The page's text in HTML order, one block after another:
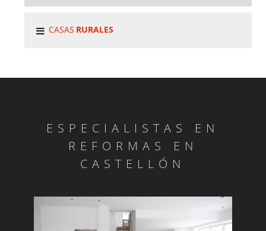
CASAS RURALES
ESPECIALISTAS EN
REFORMAS EN
CASTELLÓN